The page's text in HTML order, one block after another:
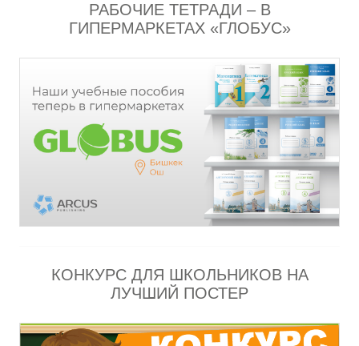
РАБОЧИЕ ТЕТРАДИ – В
ГИПЕРМАРКЕТАХ «ГЛОБУС»
КОНКУРС ДЛЯ ШКОЛЬНИКОВ НА
ЛУЧШИЙ ПОСТЕР